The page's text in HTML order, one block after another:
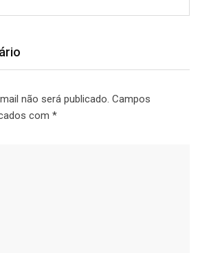
não será publicado. Campos
com *